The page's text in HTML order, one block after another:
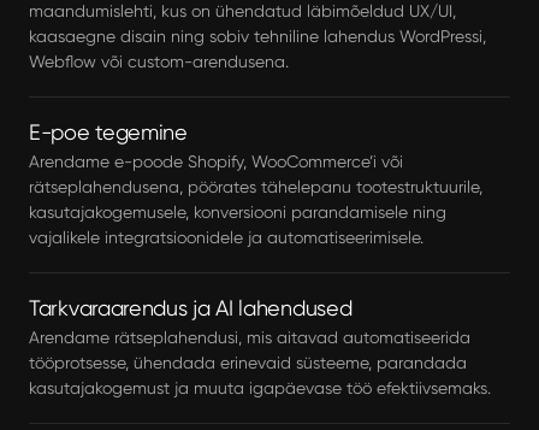
maandumislehti, kus on ühendatud läbimõeldud UX/UI,
kaasaegne disain ning sobiv tehniline lahendus WordPressi,
Webflow või custom-arendusena.
E-poe tegemine
Arendame e-poode Shopify, WooCommerce’i või
rätseplahendusena, pöörates tähelepanu tootestruktuurile,
kasutajakogemusele, konversiooni parandamisele ning
vajalikele integratsioonidele ja automatiseerimisele.
Tarkvaraarendus ja AI lahendused
Arendame rätseplahendusi, mis aitavad automatiseerida
tööprotsesse, ühendada erinevaid süsteeme, parandada
kasutajakogemust ja muuta igapäevase töö efektiivsemaks.